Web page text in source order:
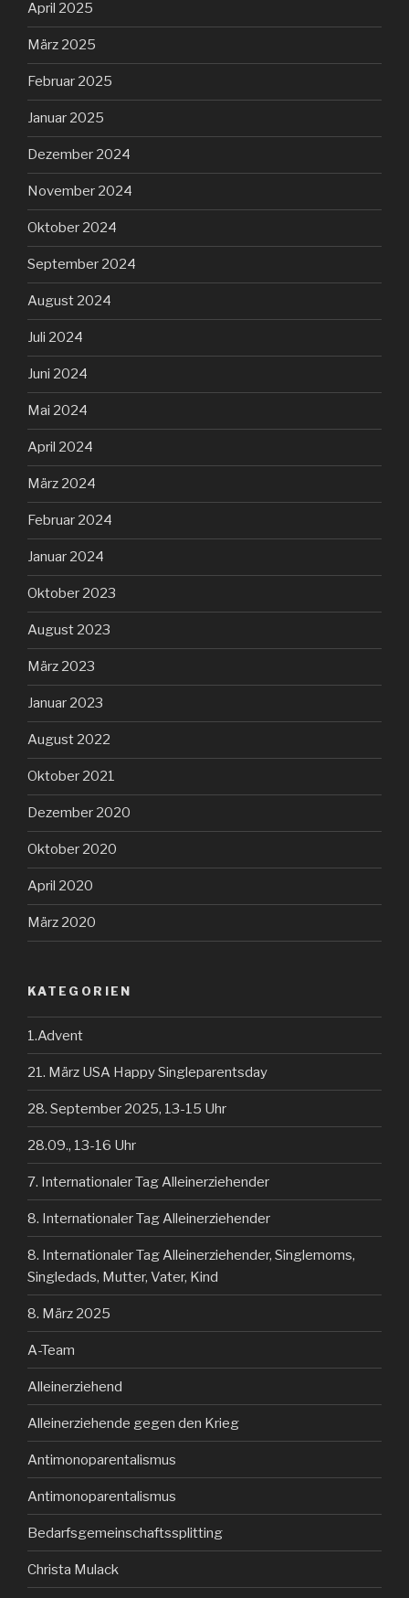
April 2025
März 2025
Februar 2025
Januar 2025
Dezember 2024
November 2024
Oktober 2024
September 2024
August 2024
Juli 2024
Juni 2024
Mai 2024
April 2024
März 2024
Februar 2024
Januar 2024
Oktober 2023
August 2023
März 2023
Januar 2023
August 2022
Oktober 2021
Dezember 2020
Oktober 2020
April 2020
März 2020
KATEGORIEN
1.Advent
21. März USA Happy Singleparentsday
28. September 2025, 13-15 Uhr
28.09., 13-16 Uhr
7. Internationaler Tag Alleinerziehender
8. Internationaler Tag Alleinerziehender
8. Internationaler Tag Alleinerziehender, Singlemoms,
Singledads, Mutter, Vater, Kind
8. März 2025
A-Team
Alleinerziehend
Alleinerziehende gegen den Krieg
Antimonoparentalismus
Antimonoparentalismus
Bedarfsgemeinschaftssplitting
Christa Mulack